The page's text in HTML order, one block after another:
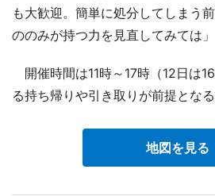
も大歓迎。簡単に処分してしまう
ののみが持つ力を見直してみては
開催時間は11時～17時（12日は
る持ち帰りや引き取りが前提となる
地図を見る